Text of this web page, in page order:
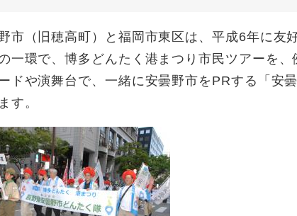
市（旧穂高町）と福岡市東区は、平成6年に友
一環で、博多どんたく港まつり市民ツアーを、
ドや演舞台で、一緒に安曇野市をPRする「安
す。